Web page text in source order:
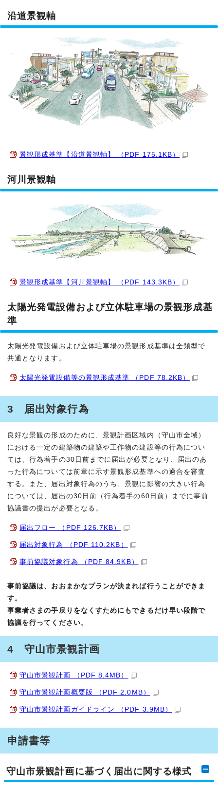
沿道景観軸
景観形成基準【沿道景観軸】 （PDF 175.1KB）
河川景観軸
景観形成基準【河川景観軸】 （PDF 143.3KB）
太陽光発電設備および立体駐車場の景観形成基
準
太陽光発電設備および立体駐車場の景観形成基準は全類型で
共通となります。
太陽光発電設備等の景観形成基準 （PDF 78.2KB）
3 届出対象行為
良好な景観の形成のために、景観計画区域内（守山市全域）
における一定の建築物の建築や工作物の建設等の行為につい
ては、行為着手の30日前までに届出が必要となり、届出のあ
った行為については前章に示す景観形成基準への適合を審査
する。また、届出対象行為のうち、景観に影響の大きい行為
については、届出の30日前（行為着手の60日前）までに事前
協議書の提出が必要となる。
届出フロー （PDF 126.7KB）
届出対象行為 （PDF 110.2KB）
事前協議対象行為 （PDF 84.9KB）
事前協議は、おおまかなプランが決まれば行うことができま
す。
事業者さまの手戻りをなくすためにもできるだけ早い段階で
協議を行ってください。
4 守山市景観計画
守山市景観計画 （PDF 8.4MB）
守山市景観計画概要版 （PDF 2.0MB）
守山市景観計画ガイドライン （PDF 3.9MB）
申請書等
守山市景観計画に基づく届出に関する様式